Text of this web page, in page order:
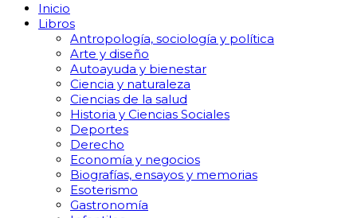
Inicio
Libros
Antropología, sociología y política
Arte y diseño
Autoayuda y bienestar
Ciencia y naturaleza
Ciencias de la salud
Historia y Ciencias Sociales
Deportes
Derecho
Economía y negocios
Biografías, ensayos y memorias
Esoterismo
Gastronomía